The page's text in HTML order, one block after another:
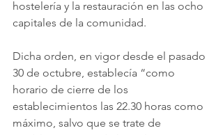
hostelería y la restauración en las ocho
capitales de la comunidad.
Dicha orden, en vigor desde el pasado
30 de octubre, establecía “como
horario de cierre de los
establecimientos las 22.30 horas como
máximo, salvo que se trate de